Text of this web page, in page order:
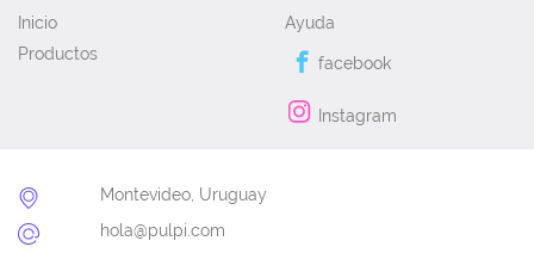
Inicio
Productos
Ayuda
facebook
Instagram
Montevideo, Uruguay
hola@pulpi.com